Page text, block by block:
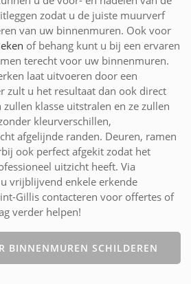
zodat u de juiste muurverf
van uw binnenmuren. Ook voor
of behang kunt u bij een ervaren
terecht voor uw binnenmuren.
laat uitvoeren door een
zult u het resultaat dan ook direct
klasse uitstralen en ze zullen
kleurverschillen,
afgelijnde randen. Deuren, ramen
ook perfect afgekit zodat het
uitzicht heeft. Via
vrijblijvend enkele erkende
Gillis contacteren voor offertes of
verder helpen!
BINNENMUREN SCHILDEREN